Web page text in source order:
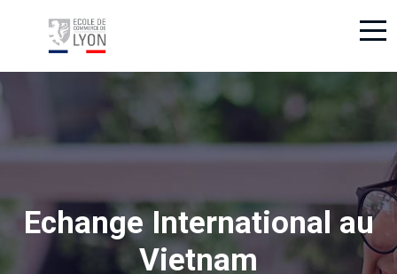
Echange International au
Vietnam